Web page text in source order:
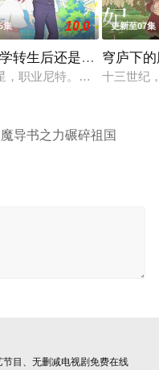
知为何对我宠爱有加
金，艾尔莎的身边。那
集 10.0
转生后还是想干架
，职业尼特。蛰居在家沉迷
更新至07集
穹庐下
十三世纪
导书之力碾碎祖国
目、无删减电视剧免费在线